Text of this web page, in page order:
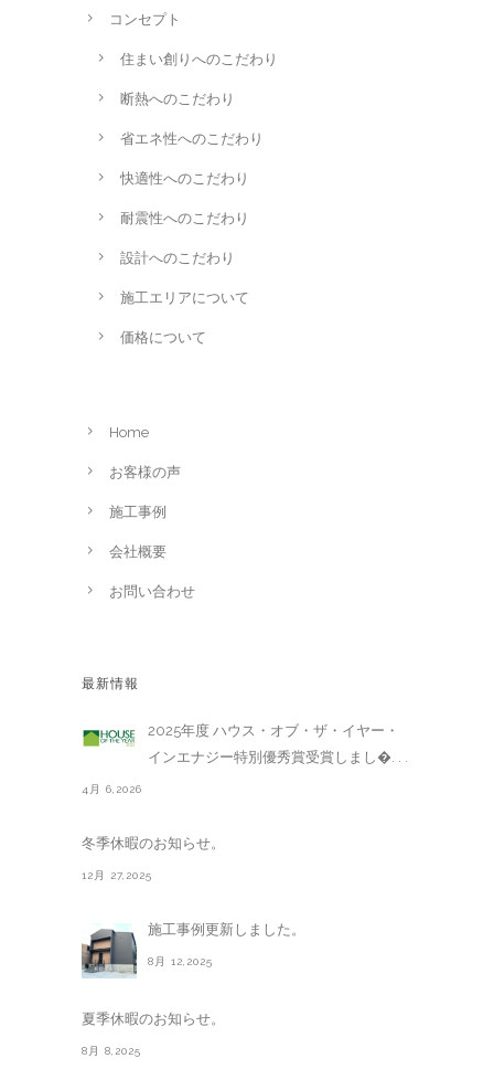
コンセプト
住まい創りへのこだわり
断熱へのこだわり
省エネ性へのこだわり
快適性へのこだわり
耐震性へのこだわり
設計へのこだわり
施工エリアについて
価格について
Home
お客様の声
施工事例
会社概要
お問い合わせ
最新情報
2025年度 ハウス・オブ・ザ・イヤー・
インエナジー特別優秀賞受賞しまし�. . .
4月 6,2026
冬季休暇のお知らせ。
12月 27,2025
施工事例更新しました。
8月 12,2025
夏季休暇のお知らせ。
8月 8,2025